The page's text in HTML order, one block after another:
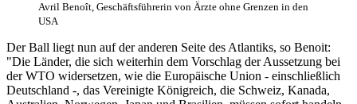
Avril Benoît, Geschäftsführerin von Ärzte ohne Grenzen in den
USA
Der Ball liegt nun auf der anderen Seite des Atlantiks, so Benoit:
"Die Länder, die sich weiterhin dem Vorschlag der Aussetzung bei
der WTO widersetzen, wie die Europäische Union - einschließlich
Deutschland -, das Vereinigte Königreich, die Schweiz, Kanada,